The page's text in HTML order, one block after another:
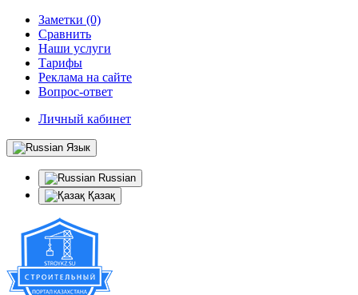
Заметки (0)
Сравнить
Наши услуги
Тарифы
Реклама на сайте
Вопрос-ответ
Личный кабинет
Язык
Russian
Қазақ